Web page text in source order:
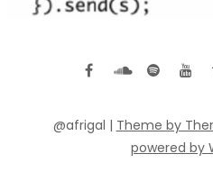
@afrigal | Theme by
powered by